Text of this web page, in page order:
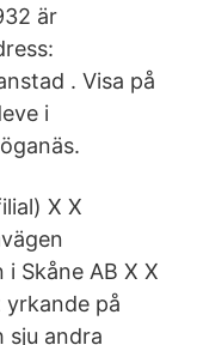
är
. Visa på
i
X X
i Skåne AB X X
på
sju andra